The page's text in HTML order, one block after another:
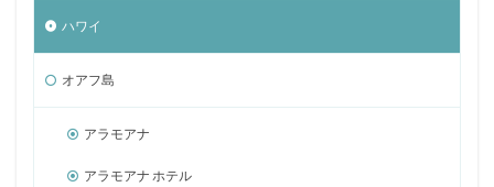
ハワイ
オアフ島
アラモアナ
アラモアナ ホテル